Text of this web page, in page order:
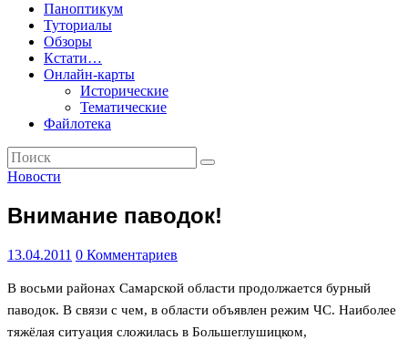
Самарка
Географический
Паноптикум
Туториалы
Обзоры
Кстати…
Онлайн-карты
Исторические
Тематические
Файлотека
Новости
Внимание паводок!
13.04.2011 0 Комментариев
В восьми районах Самарской области продолжается бурный
паводок. В связи с чем, в области объявлен режим ЧС. Наиболее
тяжёлая ситуация сложилась в Большеглушицком,